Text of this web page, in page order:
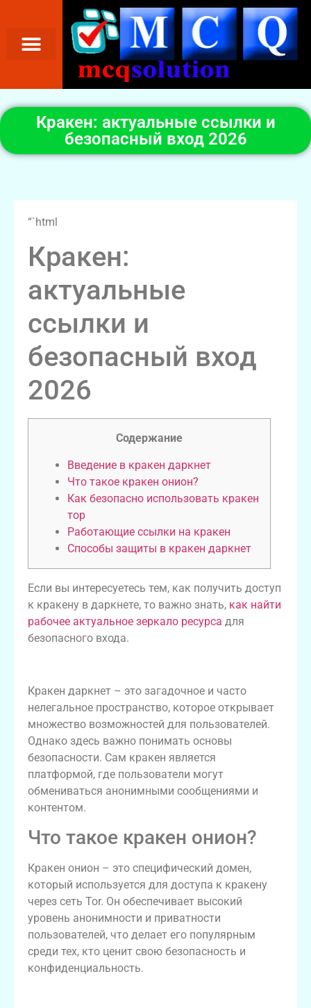
Кракен: актуальные ссылки и
безопасный вход 2026
“`html
Кракен:
актуальные
ссылки и
безопасный вход
2026
Содержание
Введение в кракен даркнет
Что такое кракен онион?
Как безопасно использовать кракен
тор
Работающие ссылки на кракен
Способы защиты в кракен даркнет
Если вы интересуетесь тем, как получить доступ
к кракену в даркнете, то важно знать, как найти
рабочее актуальное зеркало ресурса для
безопасного входа.
Кракен даркнет – это загадочное и часто
нелегальное пространство, которое открывает
множество возможностей для пользователей.
Однако здесь важно понимать основы
безопасности. Сам кракен является
платформой, где пользователи могут
обмениваться анонимными сообщениями и
контентом.
Что такое кракен онион?
Кракен онион – это специфический домен,
который используется для доступа к кракену
через сеть Tor. Он обеспечивает высокий
уровень анонимности и приватности
пользователей, что делает его популярным
среди тех, кто ценит свою безопасность и
конфиденциальность.